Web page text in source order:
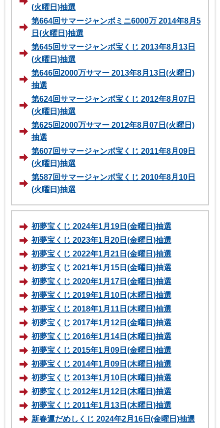
(火曜日)抽選
第664回サマージャンボミニ6000万 2014年8月5
日(火曜日)抽選
第645回サマージャンボ宝くじ 2013年8月13日
(火曜日)抽選
第646回2000万サマー 2013年8月13日(火曜日)
抽選
第624回サマージャンボ宝くじ 2012年8月07日
(火曜日)抽選
第625回2000万サマー 2012年8月07日(火曜日)
抽選
第607回サマージャンボ宝くじ 2011年8月09日
(火曜日)抽選
第587回サマージャンボ宝くじ 2010年8月10日
(火曜日)抽選
初夢宝くじ 2024年1月19日(金曜日)抽選
初夢宝くじ 2023年1月20日(金曜日)抽選
初夢宝くじ 2022年1月21日(金曜日)抽選
初夢宝くじ 2021年1月15日(金曜日)抽選
初夢宝くじ 2020年1月17日(金曜日)抽選
初夢宝くじ 2019年1月10日(木曜日)抽選
初夢宝くじ 2018年1月11日(木曜日)抽選
初夢宝くじ 2017年1月12日(金曜日)抽選
初夢宝くじ 2016年1月14日(木曜日)抽選
初夢宝くじ 2015年1月09日(金曜日)抽選
初夢宝くじ 2014年1月09日(木曜日)抽選
初夢宝くじ 2013年1月10日(木曜日)抽選
初夢宝くじ 2012年1月12日(木曜日)抽選
初夢宝くじ 2011年1月13日(木曜日)抽選
新春運だめしくじ 2024年2月16日(金曜日)抽選